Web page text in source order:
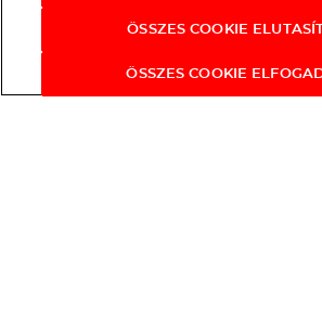
ÖSSZES COOKIE
ÖSSZES COOKIE